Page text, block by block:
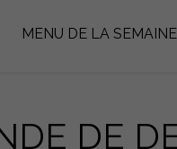
MENU DE LA SEMAINE
DE